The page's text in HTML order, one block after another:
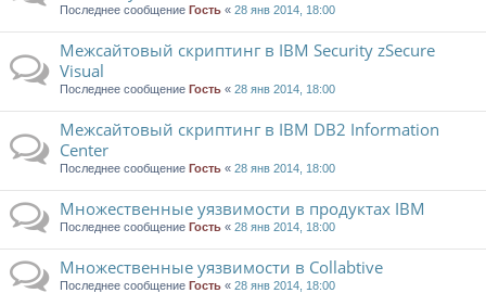
Последнее сообщение Гость « 28 янв 2014, 18:00
Межсайтовый скриптинг в IBM Security zSecure
Visual
Последнее сообщение Гость « 28 янв 2014, 18:00
Межсайтовый скриптинг в IBM DB2 Information
Center
Последнее сообщение Гость « 28 янв 2014, 18:00
Множественные уязвимости в продуктах IBM
Последнее сообщение Гость « 28 янв 2014, 18:00
Множественные уязвимости в Collabtive
Последнее сообщение Гость « 28 янв 2014, 18:00